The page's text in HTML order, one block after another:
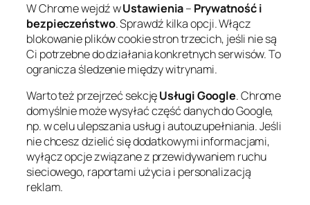
W Chrome wejdź wUstawienia– Prywatność i
bezpieczeństwo. Sprawdź kilka opcji. Włącz
blokowanie plików cookie stron trzecich, jeśli nie są
Ci potrzebne do działania konkretnych serwisów. To
ogranicza śledzenie między witrynami.
Warto też przejrzeć sekcjęUsługi Google. Chrome
domyślnie może wysyłać część danych do Google,
np. w celu ulepszania usług i autouzupełniania. Jeśli
nie chcesz dzielić się dodatkowymi informacjami,
wyłącz opcje związane z przewidywaniem ruchu
sieciowego, raportami użycia i personalizacją
reklam.